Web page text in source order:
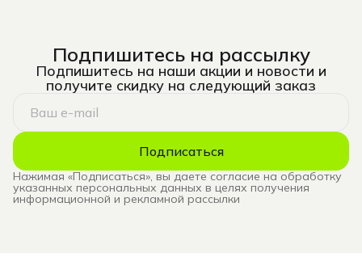
Подпишитесь на рассылку
Подпишитесь на наши акции и новости и
получите скидку на следующий заказ
Подписаться
Нажимая «Подписаться», вы даете согласие на обработку
указанных персональных данных в целях получения
информационной и рекламной рассылки